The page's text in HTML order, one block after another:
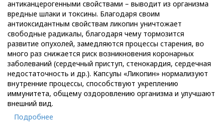
антиканцерогенными свойствами – выводит из организма
вредные шлаки и токсины. Благодаря своим
антиоксидантным свойствам ликопин уничтожает
свободные радикалы, благодаря чему тормозится
развитие опухолей, замедляются процессы старения, во
много раз снижается риск возникновения коронарных
заболеваний (сердечный приступ, стенокардия, сердечная
недостаточность и др.). Капсулы «Ликопин» нормализуют
внутренние процессы, способствуют укреплению
иммунитета, общему оздоровлению организма и улучшают
внешний вид.
Подробнее